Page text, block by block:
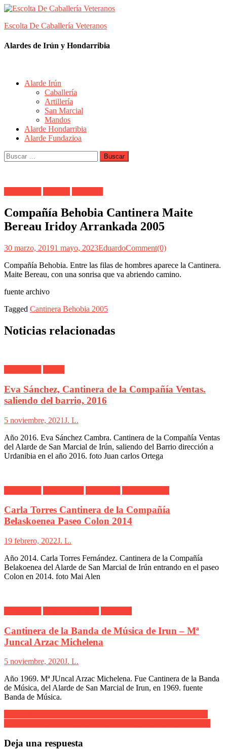
Skip
content
Escolta De Caballería Veteranos
Alardes de Irún y Hondarribia
Alarde Irún
Caballería
Artillería
San Marcial
Mandos
Alarde Hondarribia
Alarde Fundazioa
Buscar:
Compañía Behobia Cantinera Maite
Bereau Iridoy Arrankada 2005
30 marzo, 20191 mayo, 2023EduardoComment(0)
Compañía Behobia. Entre las filas de hombres aparece la Cantinera.
Maite Bereau, con una sonrisa que va abriendo camino.
fuente archivo
Tagged Cantinera Behobia 2005
Noticias relacionadas
Eva Sánchez, Cantinera de la Compañía Ventas.
saliendo del barrio, 2016
5 noviembre, 2021J. L.
Año 2016. Eva Sánchez Cambra. Cantinera de la Compañía Ventas
del Alarde de San Marcial de Irún, saliendo del Barrio dirección a
Urdanibia en el año 2016. foto Juan carlos Ortega
Carla Torres Cantinera de la Compañía
Belaskoenea Paseo Colon 2014
19 febrero, 2022J. L.
Año 2014. Carla Torres Fernández. Cantinera de la Compañía
Belakoenea del Alarde de San Marcial de Irún entrando en el paseo
Colon en 2014. foto Mai Alen
Cantinera de la Banda de Música de Irun – Mª
Juncal Arzac Michelena
5 noviembre, 2020J. L.
Año 1969. Mª JUncal Arzac Michelena. Fue Cantinera de la Banda
de Música, del Alarde de San Marcial de Irun, en 1969. fuente
Banda de Música.
Navegación
de
entradas
Deja una respuesta